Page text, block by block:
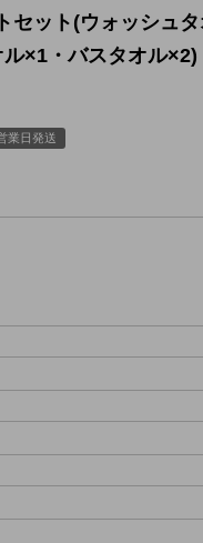
セット(ウォッシュ
×1・バスタオル×2)
業日発送